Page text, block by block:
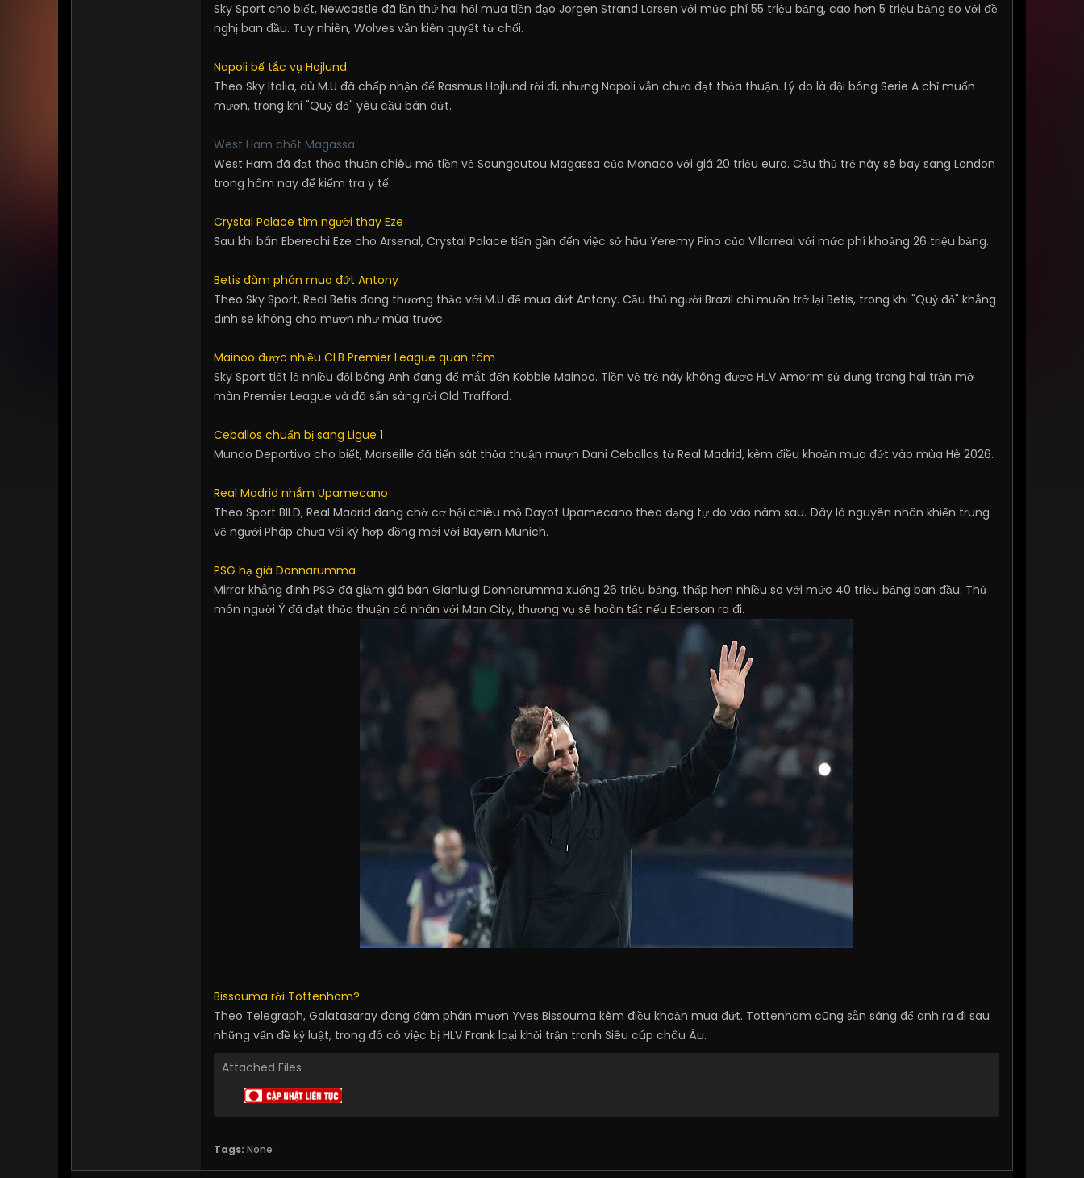
Sky Sport cho biết, Newcastle đã lần thứ hai hỏi mua tiền đạo Jorgen Strand Larsen với mức phí 55 triệu bảng, cao hơn 5 triệu bảng so với đề
nghị ban đầu. Tuy nhiên, Wolves vẫn kiên quyết từ chối.
Napoli bế tắc vụ Hojlund
Theo Sky Italia, dù M.U đã chấp nhận để Rasmus Hojlund rời đi, nhưng Napoli vẫn chưa đạt thỏa thuận. Lý do là đội bóng Serie A chỉ muốn
mượn, trong khi "Quỷ đỏ" yêu cầu bán đứt.
West Ham chốt Magassa
West Ham đã đạt thỏa thuận chiêu mộ tiền vệ Soungoutou Magassa của Monaco với giá 20 triệu euro. Cầu thủ trẻ này sẽ bay sang London
trong hôm nay để kiểm tra y tế.
Crystal Palace tìm người thay Eze
Sau khi bán Eberechi Eze cho Arsenal, Crystal Palace tiến gần đến việc sở hữu Yeremy Pino của Villarreal với mức phí khoảng 26 triệu bảng.
Betis đàm phán mua đứt Antony
Theo Sky Sport, Real Betis đang thương thảo với M.U để mua đứt Antony. Cầu thủ người Brazil chỉ muốn trở lại Betis, trong khi "Quỷ đỏ" khẳng
định sẽ không cho mượn như mùa trước.
Mainoo được nhiều CLB Premier League quan tâm
Sky Sport tiết lộ nhiều đội bóng Anh đang để mắt đến Kobbie Mainoo. Tiền vệ trẻ này không được HLV Amorim sử dụng trong hai trận mở
màn Premier League và đã sẵn sàng rời Old Trafford.
Ceballos chuẩn bị sang Ligue 1
Mundo Deportivo cho biết, Marseille đã tiến sát thỏa thuận mượn Dani Ceballos từ Real Madrid, kèm điều khoản mua đứt vào mùa Hè 2026.
Real Madrid nhắm Upamecano
Theo Sport BILD, Real Madrid đang chờ cơ hội chiêu mộ Dayot Upamecano theo dạng tự do vào năm sau. Đây là nguyên nhân khiến trung
vệ người Pháp chưa vội ký hợp đồng mới với Bayern Munich.
PSG hạ giá Donnarumma
Mirror khẳng định PSG đã giảm giá bán Gianluigi Donnarumma xuống 26 triệu bảng, thấp hơn nhiều so với mức 40 triệu bảng ban đầu. Thủ
môn người Ý đã đạt thỏa thuận cá nhân với Man City, thương vụ sẽ hoàn tất nếu Ederson ra đi.
Bissouma rời Tottenham?
Theo Telegraph, Galatasaray đang đàm phán mượn Yves Bissouma kèm điều khoản mua đứt. Tottenham cũng sẵn sàng để anh ra đi sau
những vấn đề kỷ luật, trong đó có việc bị HLV Frank loại khỏi trận tranh Siêu cúp châu Âu.
Attached Files
Tags: None